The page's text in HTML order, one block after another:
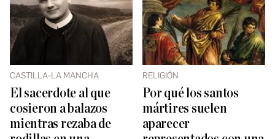
CASTILLA-LA MANCHA
El sacerdote al que
cosieron a balazos
mientras rezaba de
RELIGIÓN
Por qué los santos
mártires suelen
aparecer